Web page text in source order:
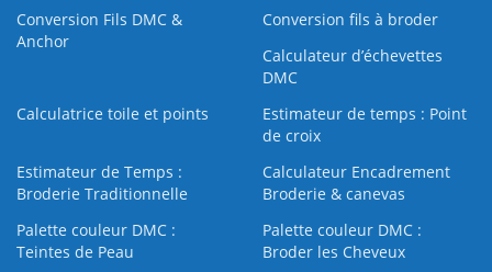
Conversion Fils DMC &
Anchor
Conversion fils à broder
Calculateur d’échevettes
DMC
Calculatrice toile et points
Estimateur de temps : Point
de croix
Estimateur de Temps :
Broderie Traditionnelle
Calculateur Encadrement
Broderie & canevas
Palette couleur DMC :
Teintes de Peau
Palette couleur DMC :
Broder les Cheveux